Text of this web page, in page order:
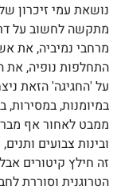
נושאת עמי זיכרון
מתקשה לחשוב על
מרחבי נמיביה, את
התחלפות נופיה, את
על 'החגיגה' הזאת
במיומנות, במסירות,
ממבט לאחור אף
ובינות צבועים
זה חילץ קיטורים
הטרוגנית וסוררת